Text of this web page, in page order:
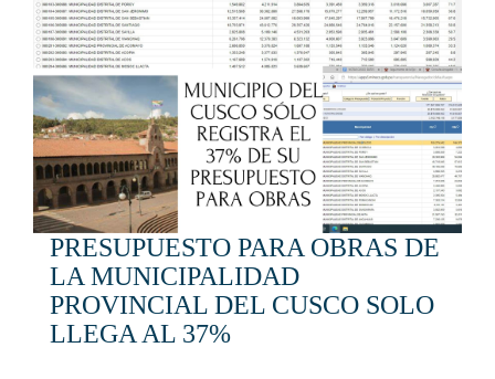
PRESUPUESTO PARA OBRAS DE
LA MUNICIPALIDAD
PROVINCIAL DEL CUSCO SOLO
LLEGA AL 37%